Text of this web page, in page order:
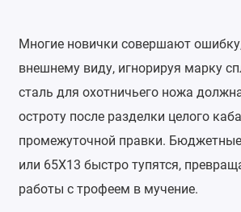
Многие новички совершают
внешнему виду, игнорируя марку
сталь для охотничьего ножа
остроту после разделки целого
промежуточной правки.
или 65Х13 быстро тупятся,
работы с трофеем в мучение.